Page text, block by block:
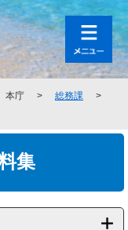
本庁 > 総務課
>
集